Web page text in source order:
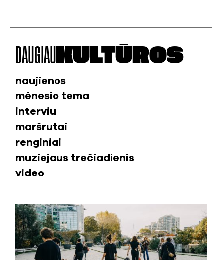
DAUGIAU KULTŪROS
naujienos
mėnesio tema
interviu
maršrutai
renginiai
muziejaus trečiadienis
video